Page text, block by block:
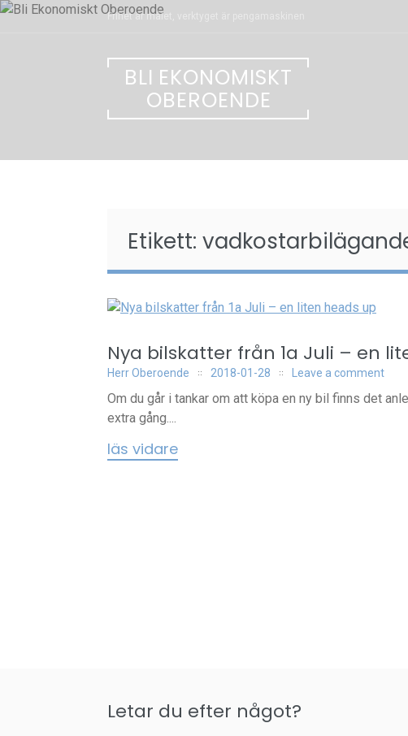
Skip
Frihet är målet, verktyget är pengamaskinen
BLI EKONOMISKT
OBEROENDE
Etikett:
Nya bilskatter från 1a Juli – en
Herr Oberoende 2018-01-28 Leave a comment
Om du går i tankar om att köpa en ny bil finns det
extra gång....
läs vidare
Letar du efter något?